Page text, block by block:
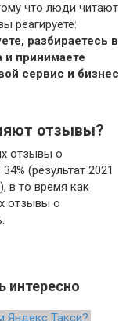
что люди читают
реагируете:
разбираетесь в
и принимаете
сервис и бизнес
отзывы?
отзывы о
(результат 2021
в то время как
отзывы о